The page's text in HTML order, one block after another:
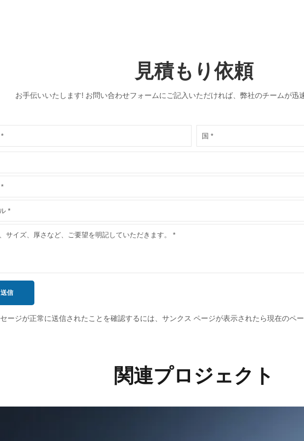
見積もり依頼
お手伝いいたします! お問い合わせフォームにご記入いただければ、弊社のチームが迅
送信
セージが正常に送信されたことを確認するには、サンクス ページが表示されたら現在のペー
関連プロジェクト